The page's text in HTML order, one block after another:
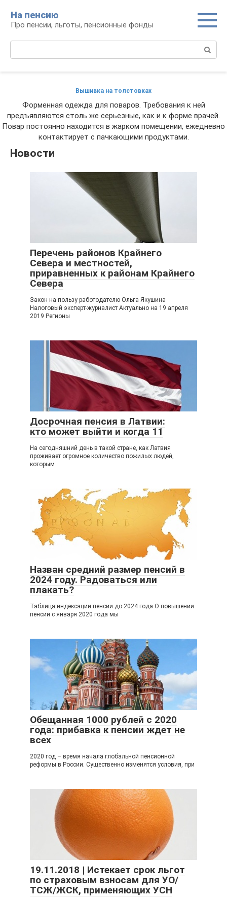
контенту
На пенсию
Про пенсии, льготы, пенсионные фонды
Вышивка на толстовках
Форменная одежда для поваров. Требования к ней
предъявляются столь же серьезные, как и к форме врачей.
Повар постоянно находится в жарком помещении, ежедневно
контактирует с пачкающими продуктами.
Новости
Перечень районов Крайнего
Севера и местностей,
приравненных к районам Крайнего
Севера
Закон на пользу работодателю Ольга Якушина
Налоговый эксперт-журналист Актуально на 19 апреля
2019 Регионы
Досрочная пенсия в Латвии:
кто может выйти и когда 11
На сегодняшний день в такой стране, как Латвия
проживает огромное количество пожилых людей,
которым
Назван средний размер пенсий в
2024 году. Радоваться или
плакать?
Таблица индексации пенсии до 2024 года О повышении
пенсии с января 2020 года мы
Обещанная 1000 рублей с 2020
года: прибавка к пенсии ждет не
всех
2020 год – время начала глобальной пенсионной
реформы в России. Существенно изменятся условия, при
19.11.2018 | Истекает срок льгот
по страховым взносам для УО/
ТСЖ/ЖСК, применяющих УСН